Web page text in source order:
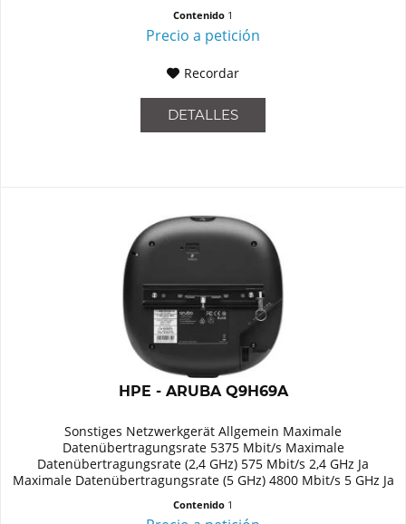
Contenido 1
Precio a petición
Recordar
DETALLES
HPE - ARUBA Q9H69A
Sonstiges Netzwerkgerät Allgemein Maximale
Datenübertragungsrate 5375 Mbit/s Maximale
Datenübertragungsrate (2,4 GHz) 575 Mbit/s 2,4 GHz Ja
Maximale Datenübertragungsrate (5 GHz) 4800 Mbit/s 5 GHz Ja
Contenido 1